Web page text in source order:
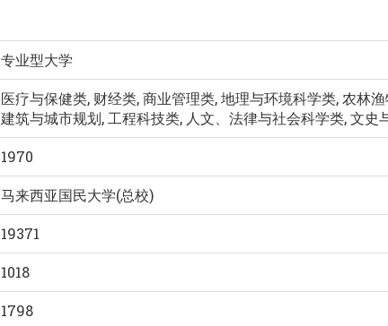
专业型大学
医疗与保健类, 财经类, 商业管理类, 地理与环境科学类, 农林
建筑与城市规划, 工程科技类, 人文、法律与社会科学类, 文史
1970
马来西亚国民大学(总校)
19371
1018
1798